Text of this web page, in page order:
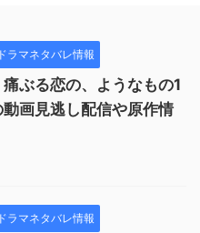
ドラマネタバレ情報
痛ぶる恋の、ようなもの1
画見逃し配信や原作情
ドラマネタバレ情報